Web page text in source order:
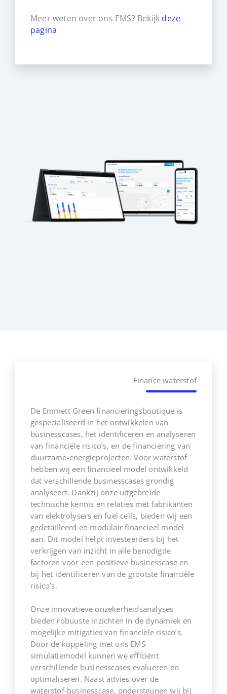
Meer weten over ons EMS? Bekijk deze
pagina
Finance waterstof
De Emmett Green financieringsboutique is
gespecialiseerd in het ontwikkelen van
businesscases, het identificeren en analyseren
van financiële risico’s, en de financiering van
duurzame-energieprojecten. Voor waterstof
hebben wij een financieel model ontwikkeld
dat verschillende businesscases grondig
analyseert. Dankzij onze uitgebreide
technische kennis en relaties met fabrikanten
van elektrolysers en fuel cells, bieden wij een
gedetailleerd en modulair financieel model
aan. Dit model helpt investeerders bij het
verkrijgen van inzicht in alle benodigde
factoren voor een positieve businesscase en
bij het identificeren van de grootste financiële
risico’s.
Onze innovatieve onzekerheidsanalyses
bieden robuuste inzichten in de dynamiek en
mogelijke mitigaties van financiële risico’s.
Door de koppeling met ons EMS-
simulatiemodel kunnen we efficiënt
verschillende businesscases evalueren en
optimaliseren. Naast advies over de
waterstof-businesscase, ondersteunen wij bij